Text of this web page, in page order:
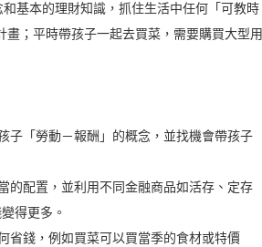
基本的理財知識，抓住生活中任何「可教時
；平時帶孩子一起去買菜，需要購買大型用
子「勞動－報酬」的概念，並找機會帶孩子
的配置，並利用不同金融商品如活存、定存
得更多。
省錢，例如買菜可以買當季的食材或特價